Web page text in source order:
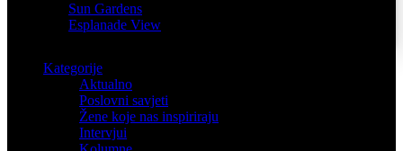
Sun Gardens
Esplanade View
Kategorije
Aktualno
Poslovni savjeti
Žene koje nas inspiriraju
Intervjui